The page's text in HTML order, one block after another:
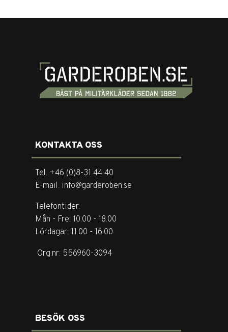
KONTAKTA OSS
Tel. +46 (0)8-31 44 40
E-mail. info@garderoben.se
Telefontider:
Mån - Fre: 10.00 - 18.00
Lördagar: 11.00 - 16.00
Org.nr: 556960-3094
BESÖK OSS